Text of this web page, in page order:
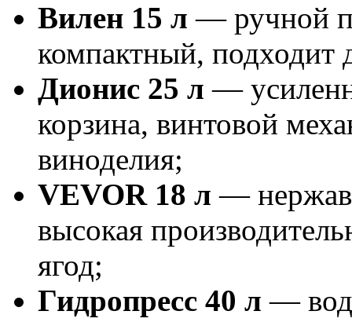
Вилен 15 л — ручной
компактный, подходит
Дионис 25 л —
корзина, винтовой
виноделия;
VEVOR 18 л —
высокая
ягод;
Гидропресс 40 л —